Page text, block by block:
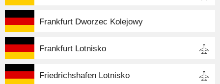
Frankfurt Dworzec Kolejowy
Frankfurt Lotnisko
Friedrichshafen Lotnisko